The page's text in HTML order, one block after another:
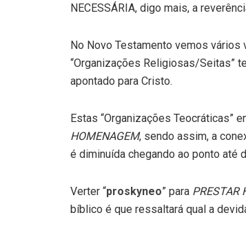
NECESSÁRIA, digo mais, a
No Novo Testamento vemos vários
“Organizações Religiosas/Seitas”
apontado para Cristo.
Estas “Organizações Teocráticas”
HOMENAGEM, sendo assim, a
é diminuída chegando ao ponto até
Verter “proskyneo” para PRESTAR
bíblico é que ressaltará qual a